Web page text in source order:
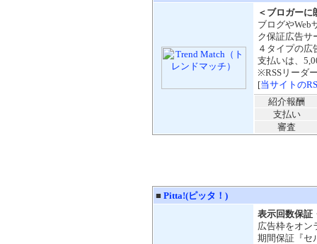
＜ブロガー
ブログやWeb
ク保証広告サ
４タイプの広
支払いは、
※RSSリーダ
[当サイトの
紹介報酬
支払い
審査
■ Pitta!(ピッタ！)
表示回数保証
広告枠をオン
期間保証『セ